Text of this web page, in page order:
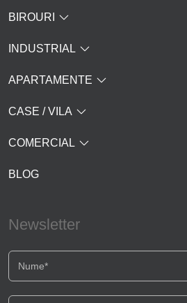
BIROURI
INDUSTRIAL
APARTAMENTE
CASE / VILA
COMERCIAL
BLOG
Newsletter